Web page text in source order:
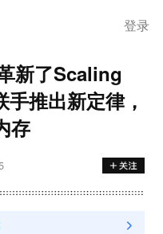
登录
新了Scaling
推出新定律，
存